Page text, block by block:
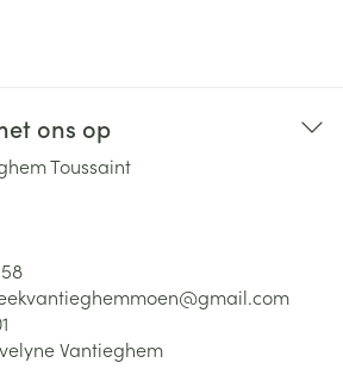
ons op
Toussaint
gmail.com
Vantieghem